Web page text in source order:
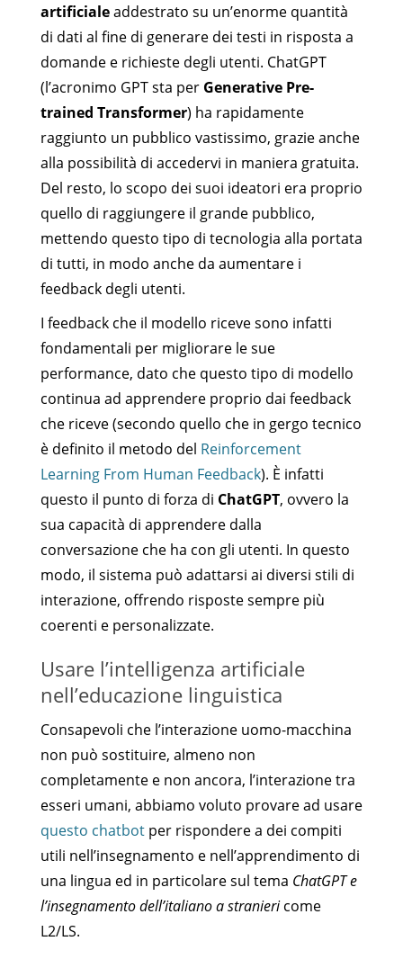
artificialeaddestrato su un’enorme quantità
di dati al fine di generare dei testi in risposta a
domande e richieste degli utenti. ChatGPT
(l’acronimo GPT sta per Generative Pre-
trained Transformer) ha rapidamente
raggiunto un pubblico vastissimo, grazie anche
alla possibilità di accedervi in maniera gratuita.
Del resto, lo scopo dei suoi ideatori era proprio
quello di raggiungere il grande pubblico,
mettendo questo tipo di tecnologia alla portata
di tutti, in modo anche da aumentare i
feedback degli utenti.
I feedback che il modello riceve sono infatti
fondamentali per migliorare le sue
performance, dato che questo tipo di modello
continua ad apprendere proprio dai feedback
che riceve (secondo quello che in gergo tecnico
è definito il metodo del Reinforcement
Learning From Human Feedback). È infatti
questo il punto di forza di ChatGPT, ovvero la
sua capacità di apprendere dalla
conversazione che ha con gli utenti. In questo
modo, il sistema può adattarsi ai diversi stili di
interazione, offrendo risposte sempre più
coerenti e personalizzate.
Usare l’intelligenza artificiale
nell’educazione linguistica
Consapevoli che l’interazione uomo-macchina
non può sostituire, almeno non
completamente e non ancora, l’interazione tra
esseri umani, abbiamo voluto provare ad usare
questo chatbot per rispondere a dei compiti
utili nell’insegnamento e nell’apprendimento di
una lingua ed in particolare sul tema ChatGPT e
l’insegnamento dell’italiano a straniericome
L2/LS.